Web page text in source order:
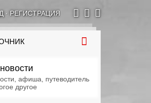
· РЕГИСТРАЦИЯ
афиша, путеводитель
другое